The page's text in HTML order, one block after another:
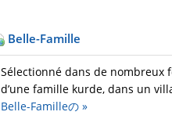
Belle-Famille
Sélectionné dans de nombreux
d’une famille kurde, dans un
Belle-Familleの »